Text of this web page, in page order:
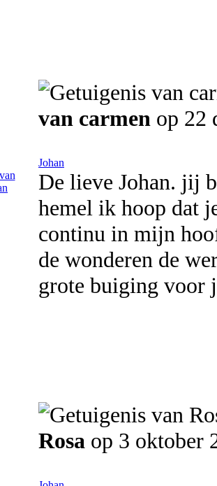
van carmen op 22
Johan
De lieve Johan. jij
hemel ik hoop dat
continu in mijn
de wonderen de
grote buiging voor
Rosa op 3 oktober